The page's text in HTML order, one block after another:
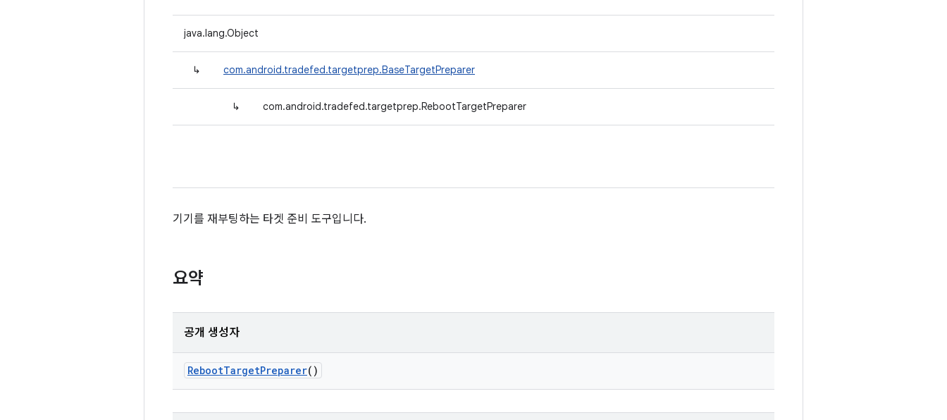
java.lang.Object
↳ com.android.tradefed.targetprep.BaseTargetPreparer
↳ com.android.tradefed.targetprep.RebootTargetPreparer
기기를 재부팅하는 타겟 준비 도구입니다.
요약
공개 생성자
RebootTargetPreparer()